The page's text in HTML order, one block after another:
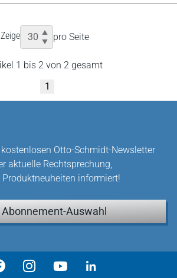
Zeige pro Seite
1 bis 2 von 2 gesamt
1
Otto-Schmidt-Newsletter
aktuelle Rechtsprechung,
informiert!
Auswahl